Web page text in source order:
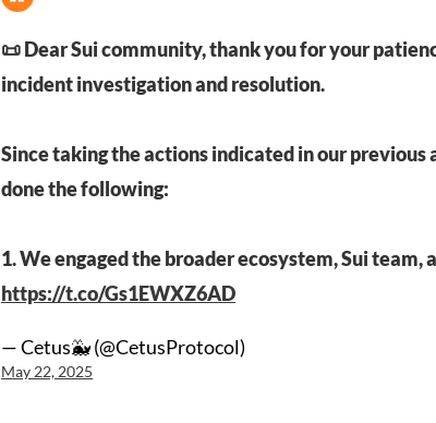
📜 Dear Sui community, thank you for your
incident investigation and resolution.
Since taking the actions indicated in our previous
done the following:
1. We engaged the broader ecosystem, Sui team,
https://t.co/Gs1EWXZ6AD
— Cetus🐳 (@CetusProtocol)
May 22, 2025